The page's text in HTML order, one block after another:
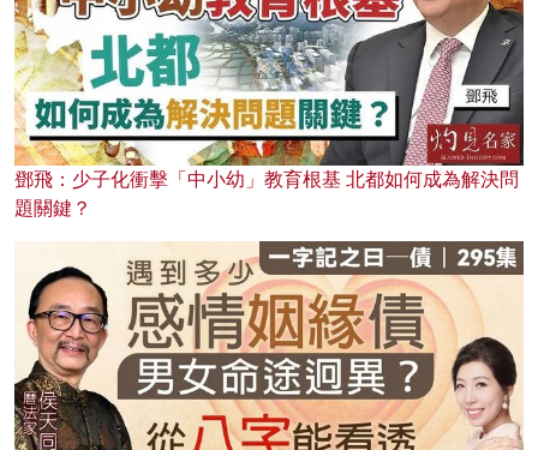
鄧飛：少子化衝擊「中小幼」教育根基 北都如何成為解決問
題關鍵？